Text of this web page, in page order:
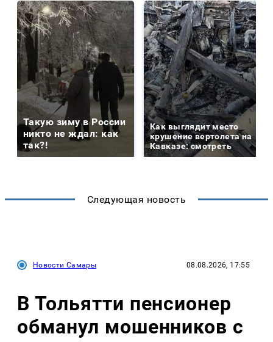
Такую зиму в России
никто не ждал: как
так?!
Как выглядит место
крушение вертолета на
Кавказе: смотреть
Следующая новость
Новости Самары 08.08.2026, 17:55
В Тольятти пенсионер
обманул мошенников с